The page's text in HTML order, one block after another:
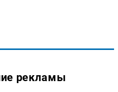
рекламы